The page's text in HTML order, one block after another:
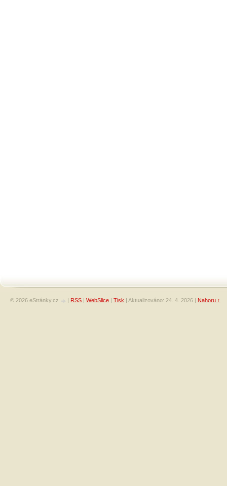
© 2026 eStránky.cz | RSS | WebSlice | Tisk | Aktualizováno: 24. 4. 2026 | Nahoru ↑